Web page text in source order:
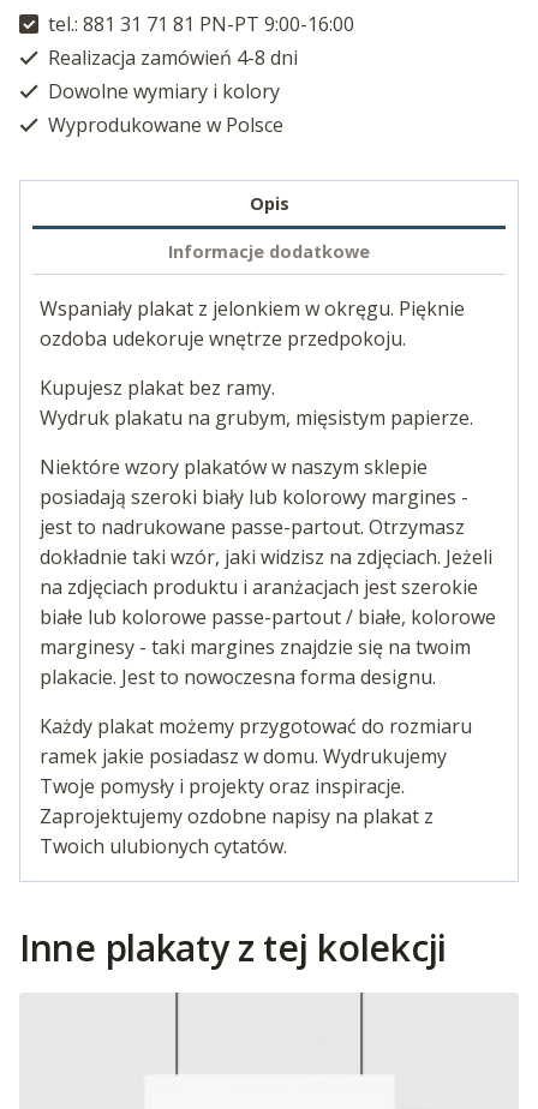
tel.: 881 31 71 81 PN-PT 9:00-16:00
Realizacja zamówień 4-8 dni
Dowolne wymiary i kolory
Wyprodukowane w Polsce
Opis
Informacje dodatkowe
Wspaniały plakat z jelonkiem w okręgu. Pięknie
ozdoba udekoruje wnętrze przedpokoju.
Kupujesz plakat bez ramy.
Wydruk plakatu na grubym, mięsistym papierze.
Niektóre wzory plakatów w naszym sklepie
posiadają szeroki biały lub kolorowy margines -
jest to nadrukowane passe-partout. Otrzymasz
dokładnie taki wzór, jaki widzisz na zdjęciach. Jeżeli
na zdjęciach produktu i aranżacjach jest szerokie
białe lub kolorowe passe-partout / białe, kolorowe
marginesy - taki margines znajdzie się na twoim
plakacie. Jest to nowoczesna forma designu.
Każdy plakat możemy przygotować do rozmiaru
ramek jakie posiadasz w domu. Wydrukujemy
Twoje pomysły i projekty oraz inspiracje.
Zaprojektujemy ozdobne napisy na plakat z
Twoich ulubionych cytatów.
Inne plakaty z tej kolekcji